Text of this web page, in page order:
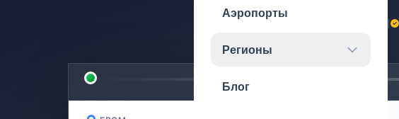
Аэропорты
Регионы
Блог
|